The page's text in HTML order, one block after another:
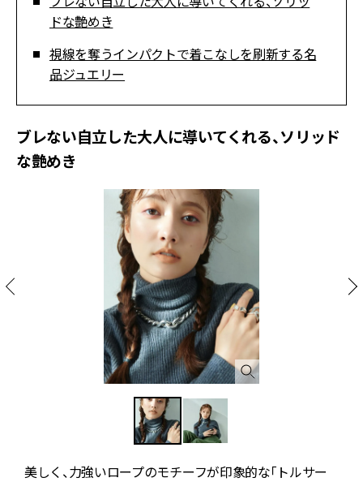
ドな艶めき
視線を奪うインパクトで着こなしを刷新する名
品ジュエリー
ブレない自立した大人に導いてくれる、ソリッド
な艶めき
美しく、力強いロープのモチーフが印象的な「トルサー